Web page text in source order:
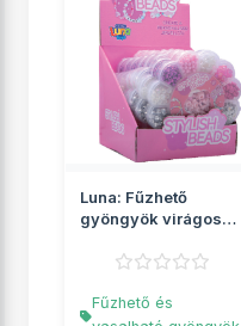
Luna: Fűzhető
gyöngyök virágos
Fűzhető és